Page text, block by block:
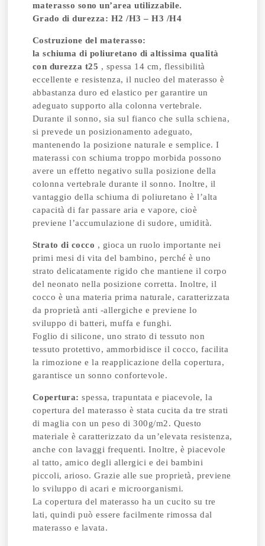
materasso sono un’area utilizzabile.
Grado di durezza: H2 /H3 – H3 /H4
Costruzione del materasso:
la schiuma di poliuretano di altissima qualità
con durezza t25 , spessa 14 cm, flessibilità
eccellente e resistenza, il nucleo del materasso è
abbastanza duro ed elastico per garantire un
adeguato supporto alla colonna vertebrale.
Durante il sonno, sia sul fianco che sulla schiena,
si prevede un posizionamento adeguato,
mantenendo la posizione naturale e semplice. I
materassi con schiuma troppo morbida possono
avere un effetto negativo sulla posizione della
colonna vertebrale durante il sonno. Inoltre, il
vantaggio della schiuma di poliuretano è l’alta
capacità di far passare aria e vapore, cioè
previene l’accumulazione di sudore, umidità.
Strato di cocco , gioca un ruolo importante nei
primi mesi di vita del bambino, perché è uno
strato delicatamente rigido che mantiene il corpo
del neonato nella posizione corretta. Inoltre, il
cocco è una materia prima naturale, caratterizzata
da proprietà anti -allergiche e previene lo
sviluppo di batteri, muffa e funghi.
Foglio di silicone, uno strato di tessuto non
tessuto protettivo, ammorbidisce il cocco, facilita
la rimozione e la reapplicazione della copertura,
garantisce un sonno confortevole.
Copertura:spessa, trapuntata e piacevole, la
copertura del materasso è stata cucita da tre strati
di maglia con un peso di 300g/m2. Questo
materiale è caratterizzato da un’elevata resistenza,
anche con lavaggi frequenti. Inoltre, è piacevole
al tatto, amico degli allergici e dei bambini
piccoli, arioso. Grazie alle sue proprietà, previene
lo sviluppo di acari e microorganismi.
La copertura del materasso ha un cucito su tre
lati, quindi può essere facilmente rimossa dal
materasso e lavata.